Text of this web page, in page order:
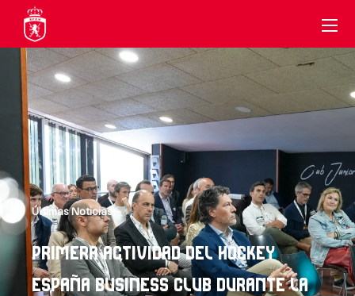
Últimas Noticias
PRIMERA ACTIVIDAD DEL HOCKEY
ESPAÑA BUSINESS CLUB DURANTE LA